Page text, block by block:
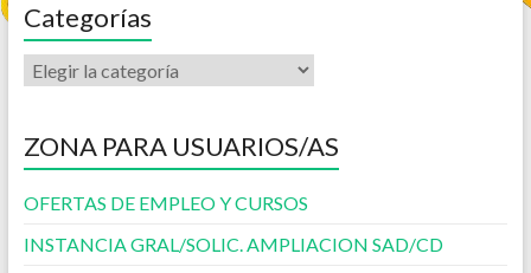
Categorías
ZONA PARA USUARIOS/AS
OFERTAS DE EMPLEO Y CURSOS
INSTANCIA GRAL/SOLIC. AMPLIACION SAD/CD